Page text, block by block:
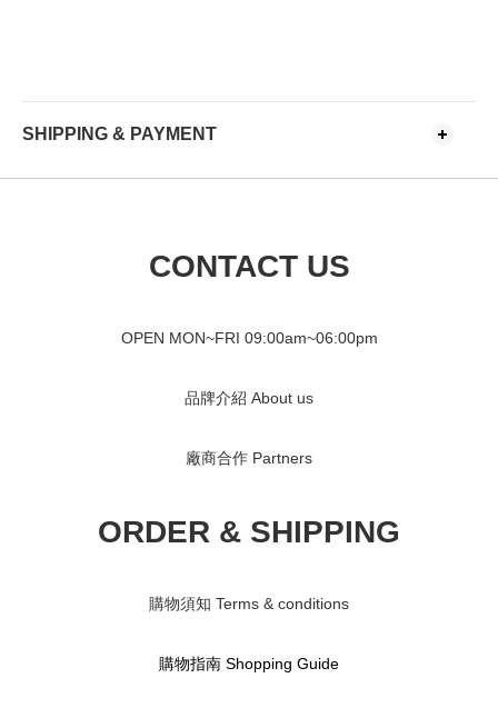
SHIPPING & PAYMENT
CONTACT US
OPEN MON~FRI 09:00am~06:00pm
品牌介紹 About us
廠商合作 Partners
ORDER & SHIPPING
購物須知 Terms & conditions
購物指南 Shopping Guide